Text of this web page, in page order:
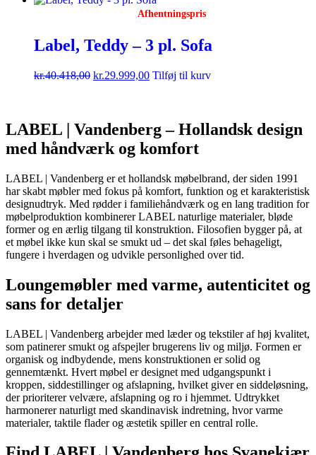
Afhentningspris
Label, Teddy – 3 pl. Sofa
kr.40.418,00 kr.29.999,00 Tilføj til kurv
LABEL | Vandenberg – Hollandsk design
med håndværk og komfort
LABEL | Vandenberg er et hollandsk møbelbrand, der siden 1991
har skabt møbler med fokus på komfort, funktion og et karakteristisk
designudtryk. Med rødder i familiehåndværk og en lang tradition for
møbelproduktion kombinerer LABEL naturlige materialer, bløde
former og en ærlig tilgang til konstruktion. Filosofien bygger på, at
et møbel ikke kun skal se smukt ud – det skal føles behageligt,
fungere i hverdagen og udvikle personlighed over tid.
Loungemøbler med varme, autenticitet og
sans for detaljer
LABEL | Vandenberg arbejder med læder og tekstiler af høj kvalitet,
som patinerer smukt og afspejler brugerens liv og miljø. Formen er
organisk og indbydende, mens konstruktionen er solid og
gennemtænkt. Hvert møbel er designet med udgangspunkt i
kroppen, siddestillinger og afslapning, hvilket giver en siddeløsning,
der prioriterer velvære, afslapning og ro i hjemmet. Udtrykket
harmonerer naturligt med skandinavisk indretning, hvor varme
materialer, taktile flader og æstetik spiller en central rolle.